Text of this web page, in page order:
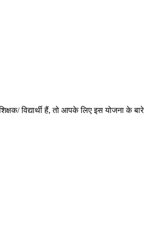
विद्यार्थी हैं, तो आपके लिए इस योजना के बारे